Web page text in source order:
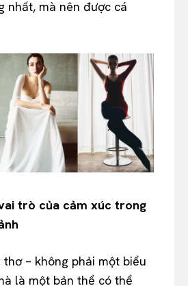
nhất, mà nên được cá
trò của cảm xúc trong
thơ – không phải một biểu
là một bản thể có thể